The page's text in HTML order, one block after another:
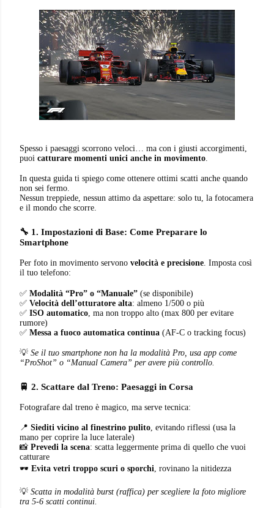
Spesso i paesaggi scorrono veloci… ma con i giusti accorgimenti,
puoi catturare momenti unici anche in movimento.
In questa guida ti spiego come ottenere ottimi scatti anche quando
non sei fermo.
Nessun treppiede, nessun attimo da aspettare: solo tu, la fotocamera
e il mondo che scorre.
🔧 1. Impostazioni di Base: Come Preparare lo
Smartphone
Per foto in movimento servono velocità e precisione. Imposta così
il tuo telefono:
✅ Modalità “Pro” o “Manuale” (se disponibile)
✅ Velocità dell’otturatore alta: almeno 1/500 o più
✅ ISO automatico , ma non troppo alto (max 800 per evitare
rumore)
✅ Messa a fuoco automatica continua (AF-C o tracking focus)
💡 Se il tuo smartphone non ha la modalità Pro, usa app come
“ProShot” o “Manual Camera” per avere più controllo.
🚆 2. Scattare dal Treno: Paesaggi in Corsa
Fotografare dal treno è magico, ma serve tecnica:
📍 Siediti vicino al finestrino pulito, evitando riflessi (usa la
mano per coprire la luce laterale)
📸 Prevedi la scena: scatta leggermente prima di quello che vuoi
catturare
🕶️ Evita vetri troppo scuri o sporchi, rovinano la nitidezza
💡 Scatta in modalità burst (raffica) per scegliere la foto migliore
tra 5-6 scatti continui.